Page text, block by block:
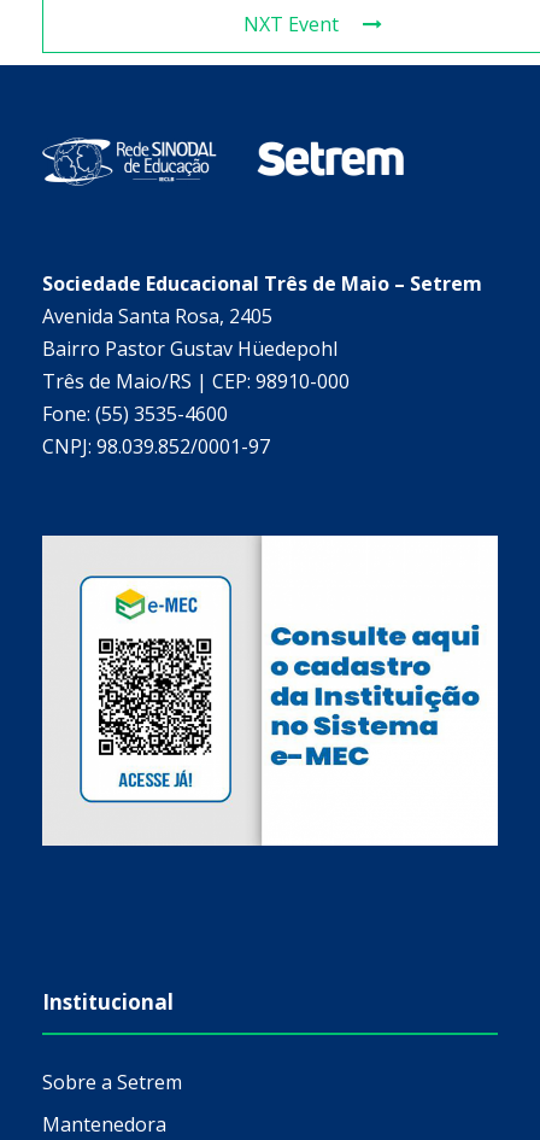
NXT Event
Sociedade Educacional Três de Maio – Setrem
Avenida Santa Rosa, 2405
Bairro Pastor Gustav Hüedepohl
Três de Maio/RS | CEP: 98910-000
Fone: (55) 3535-4600
CNPJ: 98.039.852/0001-97
Institucional
Sobre a Setrem
Mantenedora